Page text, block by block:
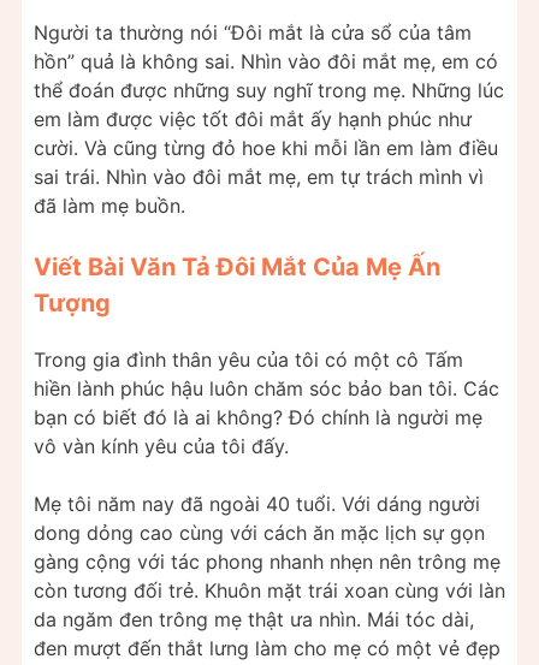
Người ta thường nói “Đôi mắt là cửa sổ của tâm
hồn” quả là không sai. Nhìn vào đôi mắt mẹ, em có
thể đoán được những suy nghĩ trong mẹ. Những lúc
em làm được việc tốt đôi mắt ấy hạnh phúc như
cười. Và cũng từng đỏ hoe khi mỗi lần em làm điều
sai trái. Nhìn vào đôi mắt mẹ, em tự trách mình vì
đã làm mẹ buồn.
Viết Bài Văn Tả Đôi Mắt Của Mẹ Ấn
Tượng
Trong gia đình thân yêu của tôi có một cô Tấm
hiền lành phúc hậu luôn chăm sóc bảo ban tôi. Các
bạn có biết đó là ai không? Đó chính là người mẹ
vô vàn kính yêu của tôi đấy.
Mẹ tôi năm nay đã ngoài 40 tuổi. Với dáng người
dong dỏng cao cùng với cách ăn mặc lịch sự gọn
gàng cộng với tác phong nhanh nhẹn nên trông mẹ
còn tương đối trẻ. Khuôn mặt trái xoan cùng với làn
da ngăm đen trông mẹ thật ưa nhìn. Mái tóc dài,
đen mượt đến thắt lưng làm cho mẹ có một vẻ đẹp